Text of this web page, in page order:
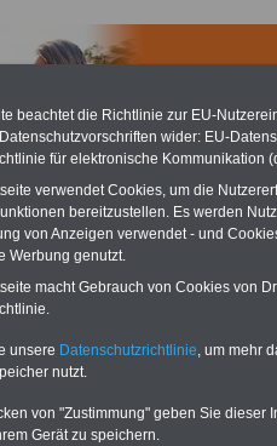
- m&i-Fachkliniken
Hohenurach
Kant-Str. 33
25 / 151 - 01
25 / 151 - 11 06
beachtet die Richtlinie zur EU-
wider: EU-
für elektronische Kommunikation
verwendet Cookies, um die
bereitzustellen. Es werden
von Anzeigen verwendet - und
Werbung genutzt.
macht Gebrauch von Cookies von
unsere Datenschutzrichtlinie , um mehr
nutzt.
von "Zustimmung" geben Sie dieser
Gerät zu speichern.